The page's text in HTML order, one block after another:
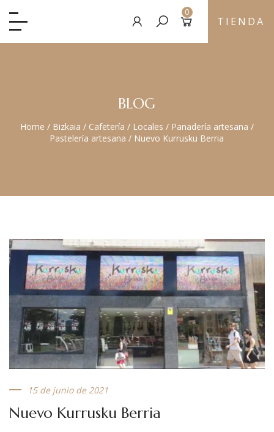
0
TIENDA
BLOG
Home / Bizkaia / Cafetería / Locales / Panadería artesana /
Pastelería artesana / Nuevo Kurrusku Berria
15 de junio de 2021
Nuevo Kurrusku Berria